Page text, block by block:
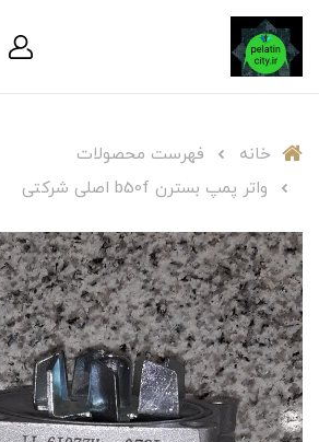
خانه
فهرست محصولات
واتر پمپ بسترن b50f اصلی شرکتی